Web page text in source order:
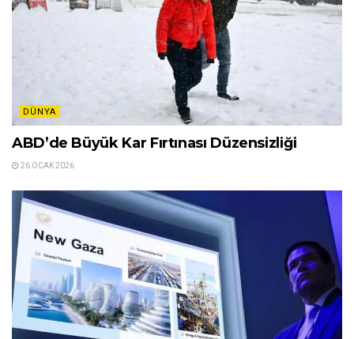
DÜNYA
ABD’de Büyük Kar Fırtınası Düzensizliği
26 OCAK 2026